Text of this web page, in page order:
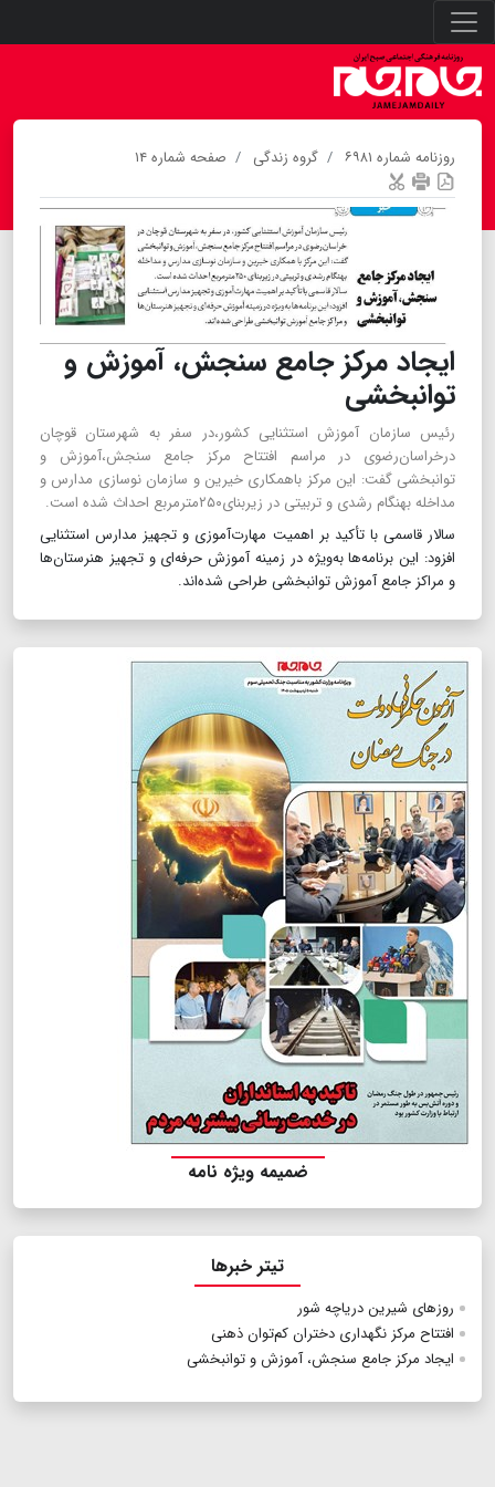
روزنامه شماره ۶۹۸۱ گروه زندگی صفحه شماره ۱۴
ایجاد مرکز جامع سنجش، آموزش و
توانبخشی
رئیس سازمان آموزش استثنایی کشور،در سفر به شهرستان‌ قوچان
درخراسان‌رضوی در مراسم افتتاح مرکز جامع سنجش،آموزش و
توانبخشی گفت: این مرکز باهمکاری خیرین و سازمان نوسازی مدارس و
مداخله بهنگام رشدی و تربیتی در زیربنای۲۵۰مترمربع احداث شده است.
سالار قاسمی با تأکید بر اهمیت مهارت‌آموزی و تجهیز مدارس استثنایی
افزود: این برنامه‌ها به‌ویژه در زمینه آموزش حرفه‌ای و تجهیز هنرستان‌ها
و مراکز جامع آموزش توانبخشی طراحی شده‌اند.
ضمیمه ویژه نامه
تیتر خبرها
روزهای شیرین دریاچه شور
افتتاح مرکز نگهداری دختران کم‌توان ذهنی
ایجاد مرکز جامع سنجش، آموزش و توانبخشی